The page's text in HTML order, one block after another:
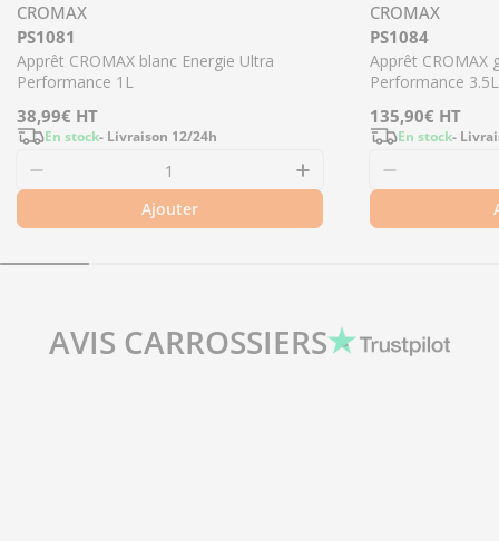
CROMAX
PS1081
Apprêt CROMAX blanc Energie Ultra
Performance 1L
Prix
régulier
38,99€ HT
En stock- Livraison 12/24h
Ajouter
CROMAX
PS1084
Apprêt CROMAX
Performance 3.5L
Prix
régulier
135,90€ HT
En stock-
AVIS CARROSSIERS